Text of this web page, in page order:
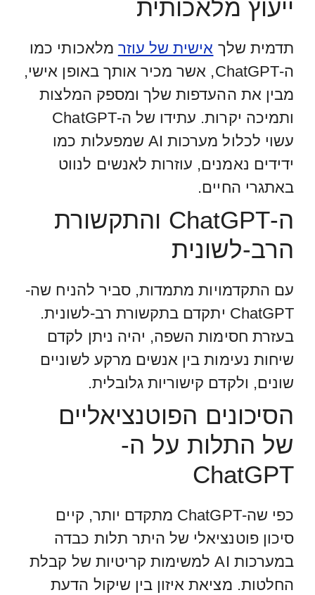
ייעוץ מלאכותית
תדמית שלך אישית של עוזר מלאכותי כמו
ה-ChatGPT, אשר מכיר אותך באופן אישי,
מבין את ההעדפות שלך ומספק המלצות
ותמיכה יקרות. עתידו של ה-ChatGPT
עשוי לכלול מערכות AI שמפעלות כמו
ידידים נאמנים, עוזרות לאנשים לנווט
באתגרי החיים.
ה-ChatGPT והתקשורת
הרב-לשונית
עם התקדמויות מתמדות, סביר להניח שה-
ChatGPT יתקדם בתקשורת רב-לשונית.
בעזרת חסימות השפה, יהיה ניתן לקדם
שיחות נעימות בין אנשים מרקע לשוניים
שונים, ולקדם קישוריות גלובלית.
הסיכונים הפוטנציאליים
של התלות על ה-
ChatGPT
כפי שה-ChatGPT מתקדם יותר, קיים
סיכון פוטנציאלי של היתר תלות כבדה
במערכות AI למשימות קריטיות של קבלת
החלטות. מציאת איזון בין שיקול הדעת